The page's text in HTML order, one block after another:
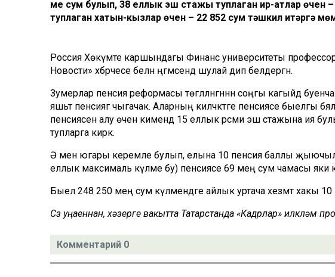
мең сум булып, 38 еллык эш стажы туплаган ир-атлар өчен
туплаган хатын-кызлар өчен – 22 852 сум тәшкил итәргә
Россия Хөкүмәте каршындагы Финанс университеты
Новости» хәбәрчесе белән әңгәмәсендә шулай дип белдергән.
Зумерлар пенсия реформасы төгәлләнгәннән соңгы кагыйдә
яшьтә пенсиягә чыгачак. Аларның киләчәктәге пенсиясе быелгы
пенсиясен алу өчен кимендә 15 еллык рәсми эш стажына ия
тупларга кирәк.
Ә менә югары керемле булып, елына 10 пенсия баллы
еллык максималь күләме бу) пенсиясе 69 мең сум чамасы яки
Быел 248 250 мең сум күләмендәге айлык уртача хезмәт хакы
Сүз уңаеннан, хәзерге вакытта Татарстанда «Кадрлар» илкүләм
Комментарий 0